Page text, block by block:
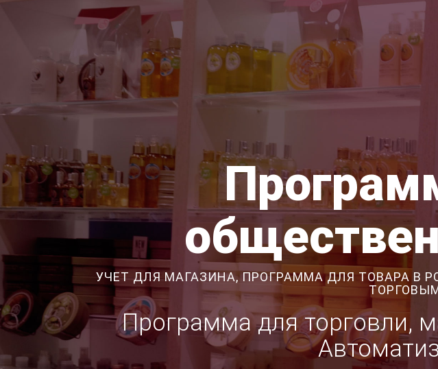
УЧЕТ ДЛЯ МАГАЗИНА, ПРОГРАММА ДЛЯ ТОВАРА В
Программа для торговли,